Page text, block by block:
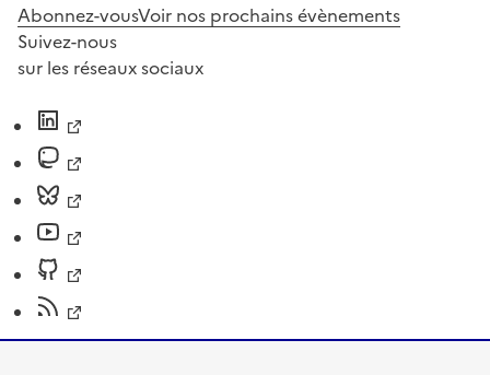
Abonnez-vousVoir nos prochains évènements
Suivez-nous
sur les réseaux sociaux